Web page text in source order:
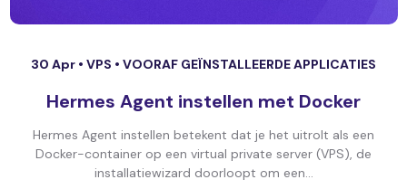
30 Apr • VPS • VOORAF GEÏNSTALLEERDE APPLICATIES
Hermes Agent instellen met Docker
Hermes Agent instellen betekent dat je het uitrolt als een
Docker-container op een virtual private server (VPS), de
installatiewizard doorloopt om een...